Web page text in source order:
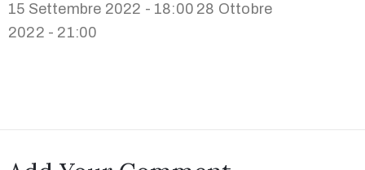
15 Settembre 2022 - 18:00 28 Ottobre
2022 - 21:00